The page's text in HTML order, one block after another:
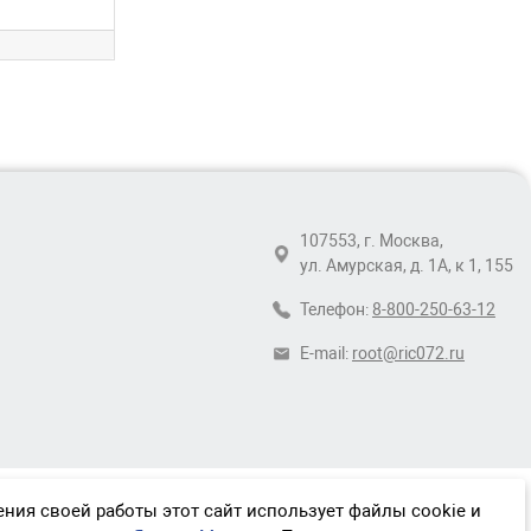
107553, г. Москва,
ул. Амурская, д. 1А, к 1, 155
Телефон: 8-800-250-63-12
E-mail: root@ric072.ru
своей работы этот сайт использует файлы cookie и